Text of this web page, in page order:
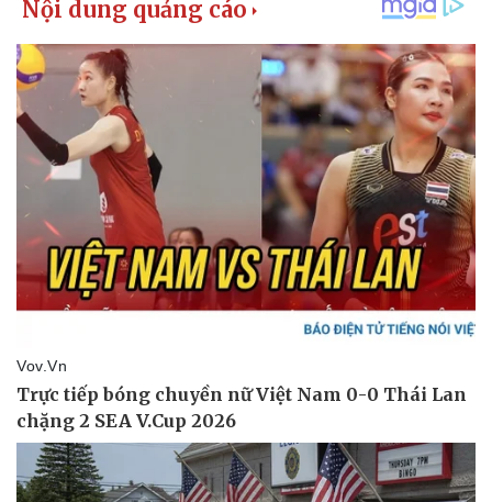
Kinh tế
Bất động sản
Khởi nghiệp
Thị trường
Giá vàng
Tiêu dùng
Tỷ giá
Chứng khoán
Giá cà phê